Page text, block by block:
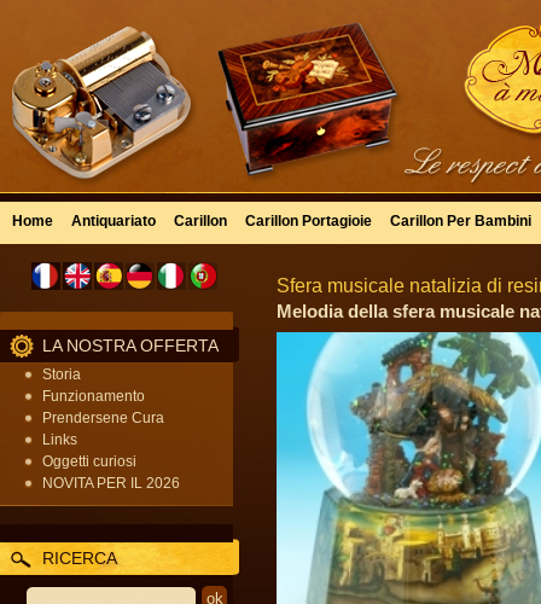
Home Antiquariato Carillon Carillon Portagioie Carillon Per Bambini
LA NOSTRA OFFERTA
Storia
Funzionamento
Prendersene Cura
Links
Oggetti curiosi
NOVITA PER IL 2026
RICERCA
Sfera musicale natalizia di
Melodia della sfera musicale